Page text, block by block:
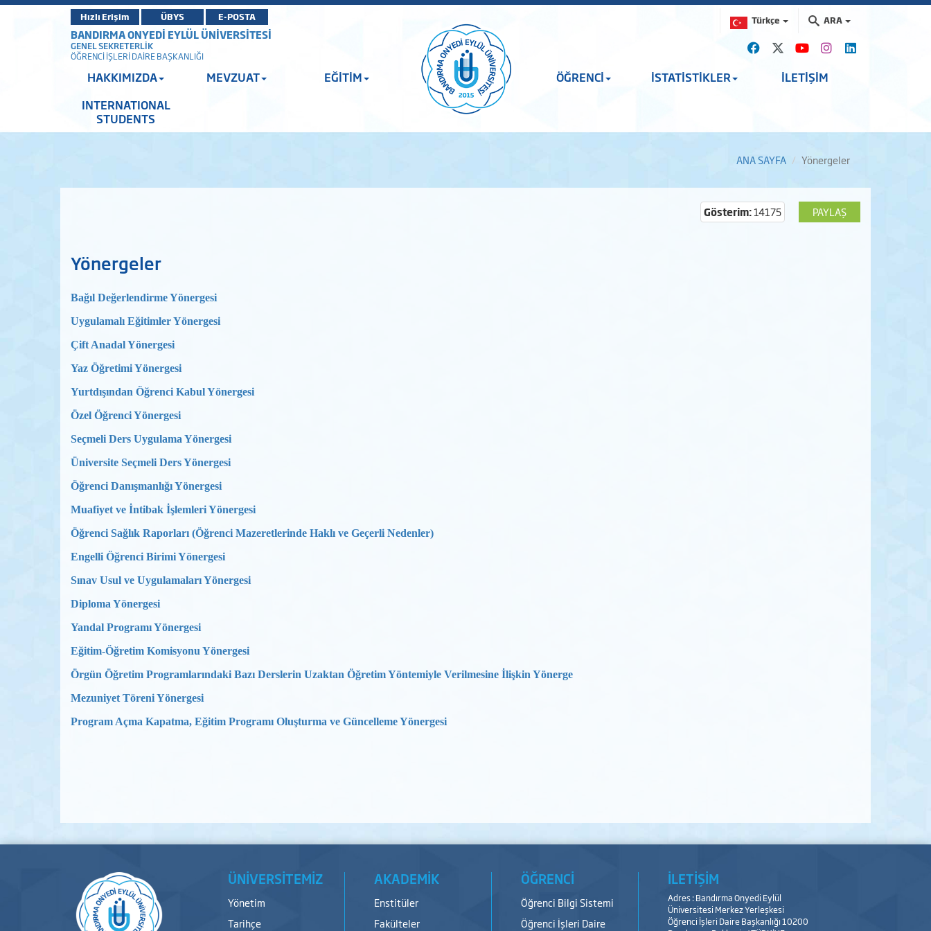
Hızlı Erişim ÜBYS E-POSTA Türkçe ARA
BANDIRMA ONYEDİ EYLÜL ÜNİVERSİTESİ
GENEL SEKRETERLİK
ÖĞRENCİ İŞLERİ DAİRE BAŞKANLIĞI
HAKKIMIZDA MEVZUAT EĞİTİM ÖĞRENCİ İSTATİSTİKLER
İLETİŞİM
INTERNATIONAL
STUDENTS
ANA SAYFA Yönergeler
PAYLAŞ
Gösterim:14175
Yönergeler
Bağıl Değerlendirme Yönergesi
Uygulamalı Eğitimler Yönergesi
Çift Anadal Yönergesi
Yaz Öğretimi Yönergesi
Yurtdışından Öğrenci Kabul Yönergesi
Özel Öğrenci Yönergesi
Seçmeli Ders Uygulama Yönergesi
Üniversite Seçmeli Ders Yönergesi
Öğrenci Danışmanlığı Yönergesi
Muafiyet ve İntibak İşlemleri Yönergesi
Öğrenci Sağlık Raporları (Öğrenci Mazeretlerinde Haklı ve Geçerli Nedenler)
Engelli Öğrenci Birimi Yönergesi
Sınav Usul ve Uygulamaları Yönergesi
Diploma Yönergesi
Yandal Programı Yönergesi
Eğitim-Öğretim Komisyonu Yönergesi
Örgün Öğretim Programlarındaki Bazı Derslerin Uzaktan Öğretim Yöntemiyle Verilmesine İlişkin Yönerge
Mezuniyet Töreni Yönergesi
Program Açma Kapatma, Eğitim Programı Oluşturma ve Güncelleme Yönergesi
ÜNİVERSİTEMİZ
Yönetim
Tarihçe
AKADEMİK
Enstitüler
Fakülteler
ÖĞRENCİ
Öğrenci Bilgi Sistemi
Öğrenci İşleri Daire
İLETİŞİM
Adres : Bandırma Onyedi Eylül
Üniversitesi Merkez Yerleşkesi
Öğrenci İşleri Daire Başkanlığı 10200